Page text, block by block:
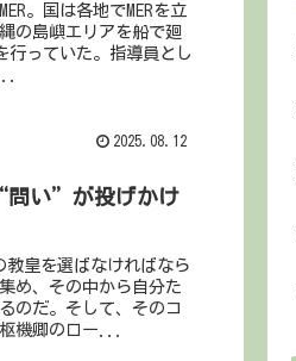
。国は各地でMERを立
の島嶼エリアを船で廻
行っていた。指導員とし
2025.08.12
問い”が投げかけ
皇を選ばなければなら
め、その中から自分た
のだ。そして、そのコ
機卿のロー...